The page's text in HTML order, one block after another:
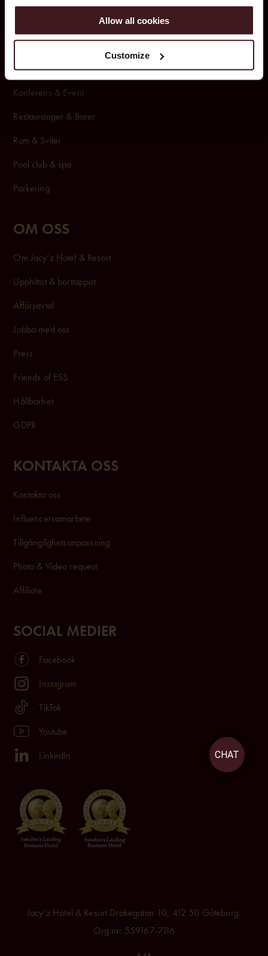
Allow all cookies
Customize
BOKA
Rum & Paket
Konferens & Event
Restauranger & Barer
Rum & Sviter
Pool club & spa
Parkering
OM OSS
Om Jacy’z Hotel & Resort
Upphittat & borttappat
Affärsavtal
Jobba med oss
Press
Friends of ESS
Hållbarhet
GDPR
KONTAKTA OSS
Kontakta oss
Influencersamarbete
Tillgänglighetsanpassning
Photo & Video request
Affiliate
SOCIAL MEDIER
Facebook
Instagram
TikTok
Youtube
LinkedIn
Jacy’z Hotel & Resort Drakegatan 10, 412 50 Göteborg.
Org.nr: 559167-7116
CHAT